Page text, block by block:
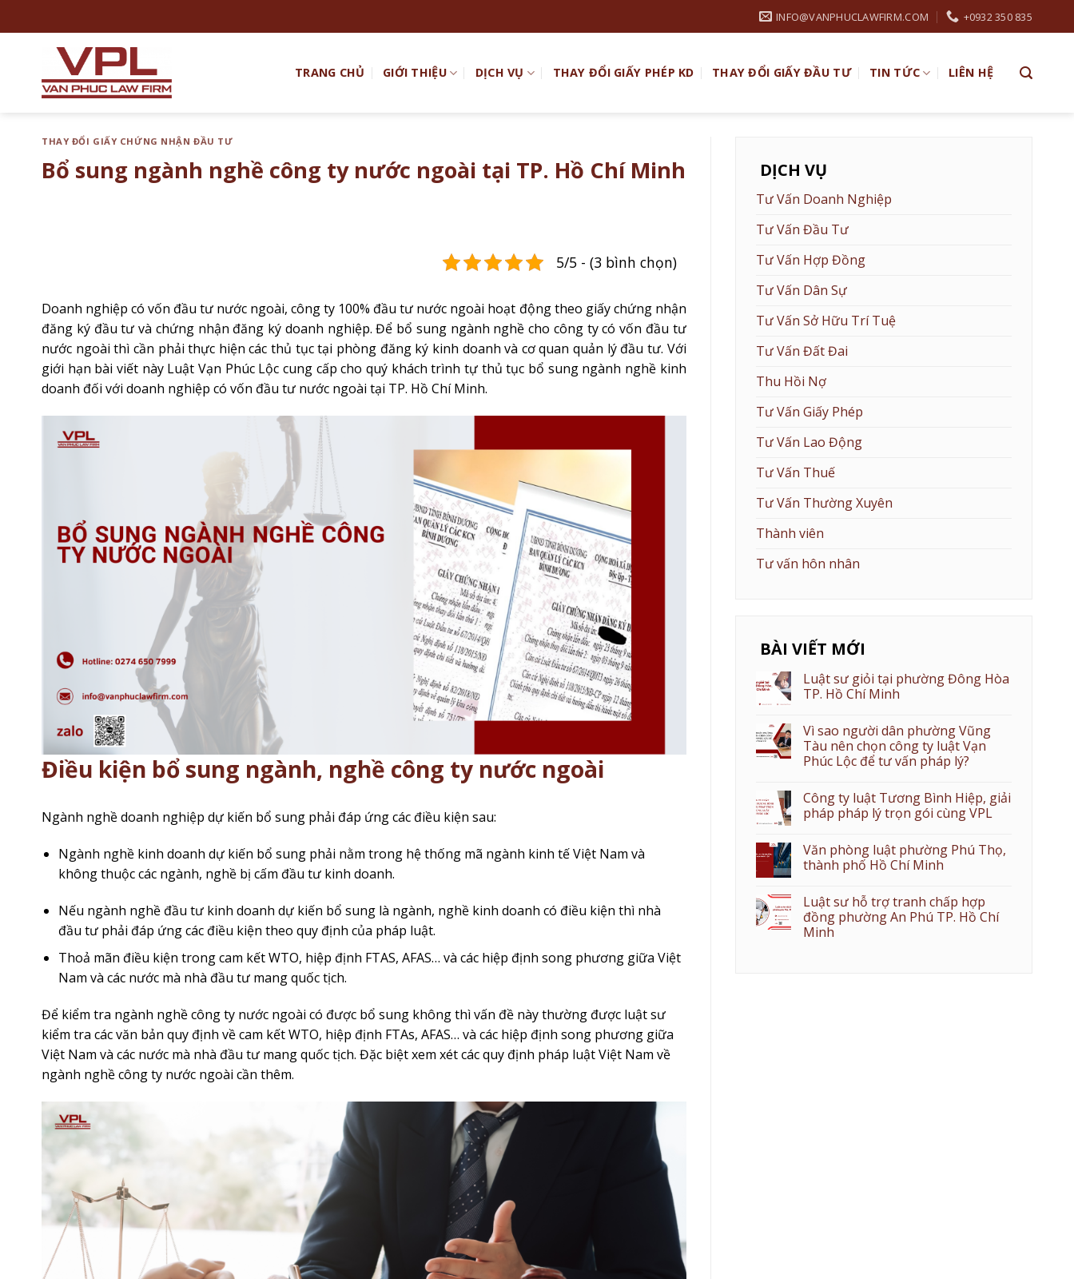
đến
INFO@VANPHUCLAWFIRM.COM +0932 350 835
TRANG CHỦ GIỚI THIỆU DỊCH VỤ THAY ĐỔI GIẤY PHÉP KD THAY ĐỔI GIẤY ĐẦU TƯ TIN TỨC LIÊN HỆ
THAY ĐỔI GIẤY CHỨNG NHẬN ĐẦU TƯ
Bổ sung ngành nghề công ty nước ngoài tại TP. Hồ Chí Minh
5/5 - (3 bình chọn)
Doanh nghiệp có vốn đầu tư nước ngoài, công ty 100% đầu tư nước ngoài hoạt động theo giấy chứng nhận
đăng ký đầu tư và chứng nhận đăng ký doanh nghiệp. Để bổ sung ngành nghề cho công ty có vốn đầu tư
nước ngoài thì cần phải thực hiện các thủ tục tại phòng đăng ký kinh doanh và cơ quan quản lý đầu tư. Với
giới hạn bài viết này Luật Vạn Phúc Lộc cung cấp cho quý khách trình tự thủ tục bổ sung ngành nghề kinh
doanh đối với doanh nghiệp có vốn đầu tư nước ngoài tại TP. Hồ Chí Minh.
Điều kiện bổ sung ngành, nghề công ty nước ngoài
Ngành nghề doanh nghiệp dự kiến bổ sung phải đáp ứng các điều kiện sau:
Ngành nghề kinh doanh dự kiến bổ sung phải nằm trong hệ thống mã ngành kinh tế Việt Nam và
không thuộc các ngành, nghề bị cấm đầu tư kinh doanh.
Nếu ngành nghề đầu tư kinh doanh dự kiến bổ sung là ngành, nghề kinh doanh có điều kiện thì nhà
đầu tư phải đáp ứng các điều kiện theo quy định của pháp luật.
Thoả mãn điều kiện trong cam kết WTO, hiệp định FTAS, AFAS… và các hiệp định song phương giữa Việt
Nam và các nước mà nhà đầu tư mang quốc tịch.
Để kiểm tra ngành nghề công ty nước ngoài có được bổ sung không thì vấn đề này thường được luật sư
kiểm tra các văn bản quy định về cam kết WTO, hiệp định FTAs, AFAS… và các hiệp định song phương giữa
Việt Nam và các nước mà nhà đầu tư mang quốc tịch. Đặc biệt xem xét các quy định pháp luật Việt Nam về
ngành nghề công ty nước ngoài cần thêm.
DỊCH VỤ
Tư Vấn Doanh Nghiệp
Tư Vấn Đầu Tư
Tư Vấn Hợp Đồng
Tư Vấn Dân Sự
Tư Vấn Sở Hữu Trí Tuệ
Tư Vấn Đất Đai
Thu Hồi Nợ
Tư Vấn Giấy Phép
Tư Vấn Lao Động
Tư Vấn Thuế
Tư Vấn Thường Xuyên
Thành viên
Tư vấn hôn nhân
BÀI VIẾT MỚI
Luật sư giỏi tại phường Đông Hòa
TP. Hồ Chí Minh
Vì sao người dân phường Vũng
Tàu nên chọn công ty luật Vạn
Phúc Lộc để tư vấn pháp lý?
Công ty luật Tương Bình Hiệp, giải
pháp pháp lý trọn gói cùng VPL
Văn phòng luật phường Phú Thọ,
thành phố Hồ Chí Minh
Luật sư hỗ trợ tranh chấp hợp
đồng phường An Phú TP. Hồ Chí
Minh